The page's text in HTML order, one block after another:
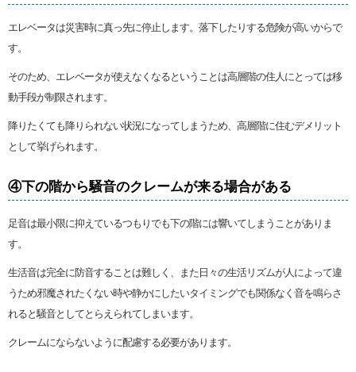
エレベータは災害時に真っ先に停止します。落下したりする危険が高いからで
す。
そのため、エレベータが使えなくなるということは高層階の住人にとっては移
動手段が制限されます。
降りたくても降りられない状況になってしまうため、高層階に住むデメリット
として挙げられます。
④下の階から騒音のクレームが来る場合がある
足音は最小限に抑えているつもりでも下の階には響いてしまうことがありま
す。
生活音は完全に防音することは難しく、また日々の生活リズムが人によって違
うため邪魔されたくない時や静かにしたいタイミングでも関係なく音を鳴らさ
れると騒音としてとらえられてしまいます。
クレームにならないように配慮する必要があります。